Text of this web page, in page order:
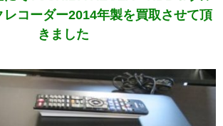
レコーダー2014年製を買取させて頂
きました